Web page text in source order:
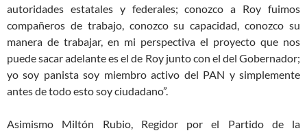
autoridades estatales y federales; conozco a Roy fuimos
compañeros de trabajo, conozco su capacidad, conozco su
manera de trabajar, en mi perspectiva el proyecto que nos
puede sacar adelante es el de Roy junto con el del Gobernador;
yo soy panista soy miembro activo del PAN y simplemente
antes de todo esto soy ciudadano”.
Asimismo Miltón Rubio, Regidor por el Partido de la